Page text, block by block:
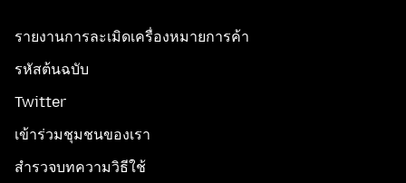
รายงานการละเมิดเครื่องหมายการค้า
รหัสต้นฉบับ
Twitter
เข้าร่วมชุมชนของเรา
สำรวจบทความวิธีใช้